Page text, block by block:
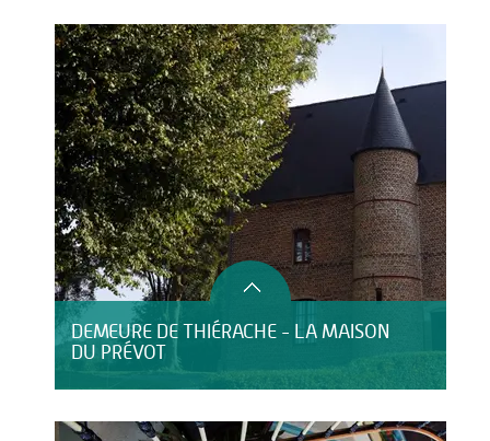
DEMEURE DE THIÉRACHE - LA MAISON
DU PRÉVOT